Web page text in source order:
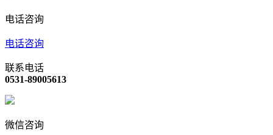
电话咨询
电话咨询
联系电话
0531-89005613
微信咨询